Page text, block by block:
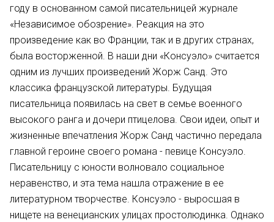
году в основанном самой писательницей журнале
«Независимое обозрение». Реакция на это
произведение как во Франции, так и в других странах,
была восторженной. В наши дни «Консуэло» считается
одним из лучших произведений Жорж Санд. Это
классика французской литературы. Будущая
писательница появилась на свет в семье военного
высокого ранга и дочери птицелова. Свои идеи, опыт и
жизненные впечатления Жорж Санд частично передала
главной героине своего романа - певице Консуэло.
Писательницу с юности волновало социальное
неравенство, и эта тема нашла отражение в ее
литературном творчестве. Консуэло - выросшая в
нищете на венецианских улицах простолюдинка. Однако